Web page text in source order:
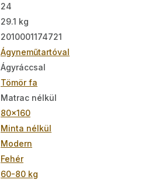
24
29.1 kg
2010001174721
Ágyneműtartóval
Ágyráccsal
Tömör fa
Matrac nélkül
80x160
Minta nélkül
Modern
Fehér
60-80 kg